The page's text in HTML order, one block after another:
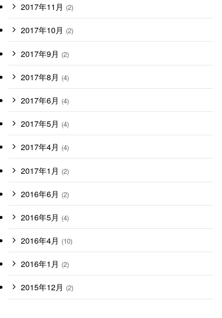
2017年11月 (2)
2017年10月 (2)
2017年9月 (2)
2017年8月 (4)
2017年6月 (4)
2017年5月 (4)
2017年4月 (4)
2017年1月 (2)
2016年6月 (2)
2016年5月 (4)
2016年4月 (10)
2016年1月 (2)
2015年12月 (2)